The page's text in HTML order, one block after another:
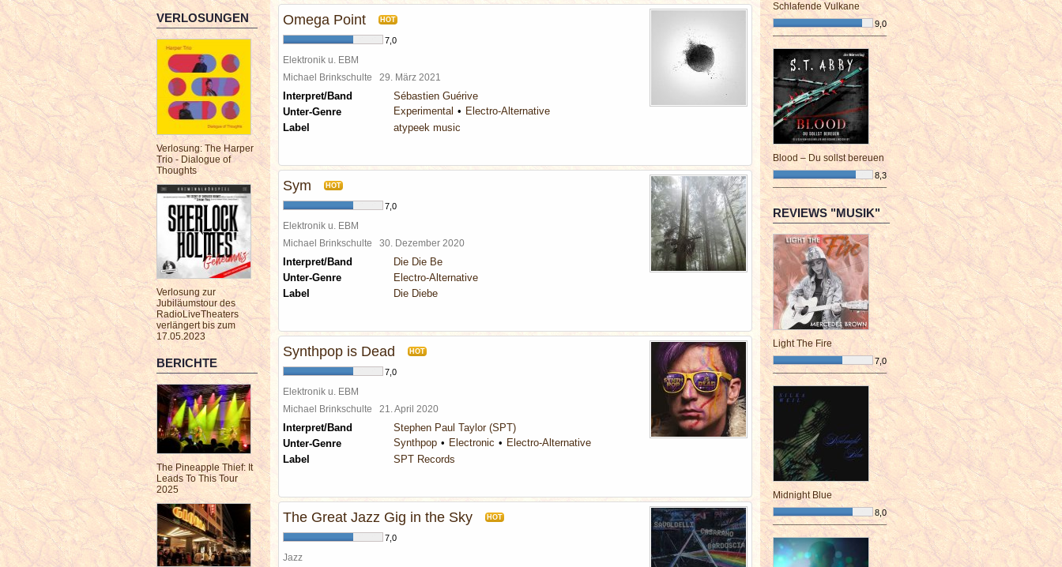
VERLOSUNGEN
Verlosung: The Harper
Trio - Dialogue of
Thoughts
Verlosung zur
Jubiläumstour des
RadioLiveTheaters
verlängert bis zum
17.05.2023
BERICHTE
The Pineapple Thief: It
Leads To This Tour
2025
Omega Point HOT
7,0
Elektronik u. EBM
Michael Brinkschulte 29. März 2021
Interpret/Band
Sébastien Guérive
Unter-Genre
Experimental
Electro-Alternative
Label
atypeek music
Sym HOT
7,0
Elektronik u. EBM
Michael Brinkschulte 30. Dezember 2020
Interpret/Band
Die Die Be
Unter-Genre
Electro-Alternative
Label
Die Diebe
Synthpop is Dead HOT
7,0
Elektronik u. EBM
Michael Brinkschulte 21. April 2020
Interpret/Band
Stephen Paul Taylor (SPT)
Unter-Genre
Synthpop Electronic
Electro-Alternative
Label
SPT Records
The Great Jazz Gig in the Sky HOT
7,0
Jazz
Schlafende Vulkane
9,0
¯¯¯¯¯¯¯¯¯¯¯¯¯¯¯¯¯¯¯¯¯¯¯¯
Blood – Du sollst bereuen
8,3
¯¯¯¯¯¯¯¯¯¯¯¯¯¯¯¯¯¯¯¯¯¯¯¯
REVIEWS "MUSIK"
Light The Fire
7,0
¯¯¯¯¯¯¯¯¯¯¯¯¯¯¯¯¯¯¯¯¯¯¯¯
Midnight Blue
8,0
¯¯¯¯¯¯¯¯¯¯¯¯¯¯¯¯¯¯¯¯¯¯¯¯